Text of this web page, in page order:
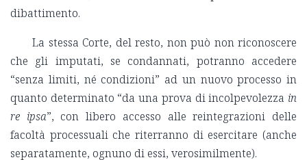
dibattimento.
La stessa Corte, del resto, non può non riconoscere
che gli imputati, se condannati, potranno accedere
“senza limiti, né condizioni” ad un nuovo processo in
quanto determinato “da una prova di incolpevolezza in
re ipsa”, con libero accesso alle reintegrazioni delle
facoltà processuali che riterranno di esercitare (anche
separatamente, ognuno di essi, verosimilmente).